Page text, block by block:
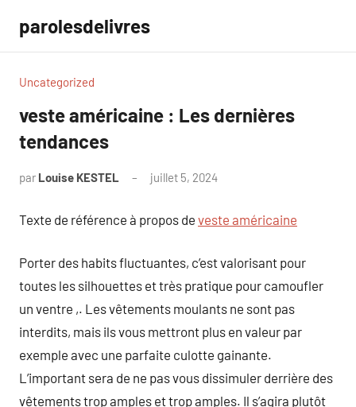
contenu
parolesdelivres
Uncategorized
veste américaine : Les dernières
tendances
par Louise KESTEL juillet 5, 2024
Texte de référence à propos de veste américaine
Porter des habits fluctuantes, c’est valorisant pour
toutes les silhouettes et très pratique pour camoufler
un ventre ,. Les vêtements moulants ne sont pas
interdits, mais ils vous mettront plus en valeur par
exemple avec une parfaite culotte gainante.
L’important sera de ne pas vous dissimuler derrière des
vêtements trop amples et trop amples. Il s’agira plutôt